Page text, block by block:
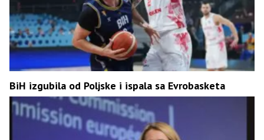
BiH izgubila od Poljske i ispala sa Evrobasketa